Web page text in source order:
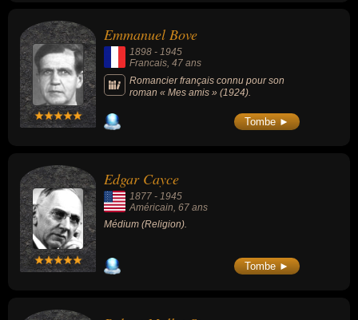
Emmanuel Bove
1898 - 1945
Francais, 47 ans
Romancier français connu pour son
roman « Mes amis » (1924).
Tombe ►
Edgar Cayce
1877 - 1945
Américain, 67 ans
Médium (Religion).
Tombe ►